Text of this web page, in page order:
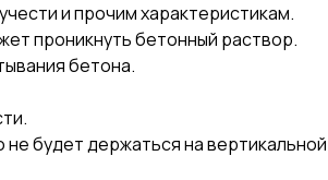
и прочим характеристикам.
проникнуть бетонный раствор.
бетона.
будет держаться на вертикальной